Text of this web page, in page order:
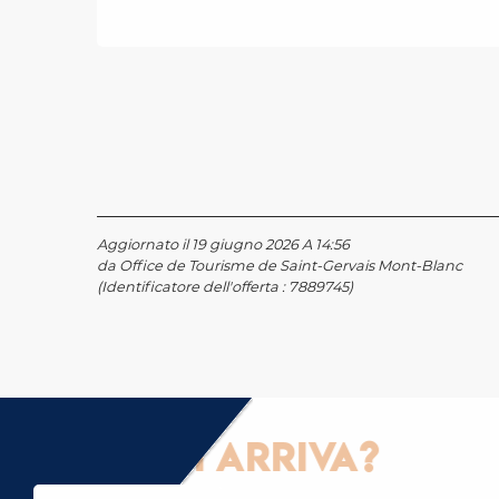
Aggiornato il 19 giugno 2026 A 14:56
da Office de Tourisme de Saint-Gervais Mont-Blanc
(Identificatore dell'offerta : 7889745)
ci si arriva?